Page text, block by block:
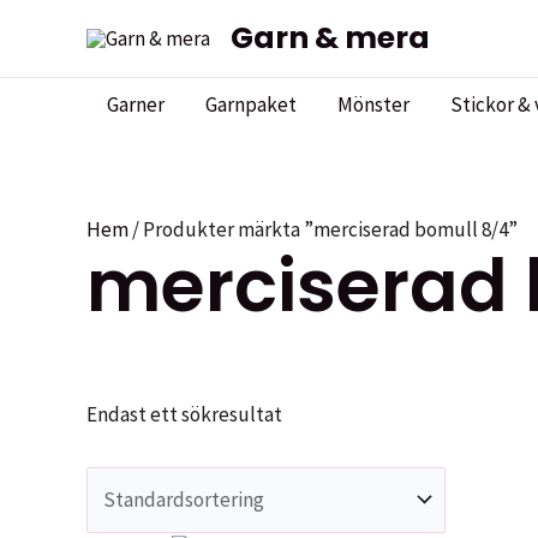
Garn & mera
Garner Garnpaket Mönster Stickor &
Hem/ Produkter märkta ”merciserad bomull 8/4”
Endast ett sökresultat